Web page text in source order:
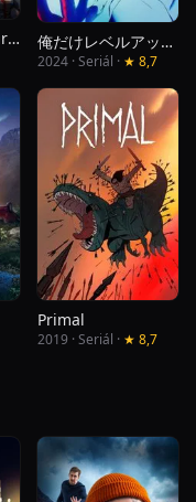
Record of Ragnarök 俺だけレベルアップな件
2024 · Seriál · ★ 8,7
Primal
2019 · Seriál · ★ 8,7